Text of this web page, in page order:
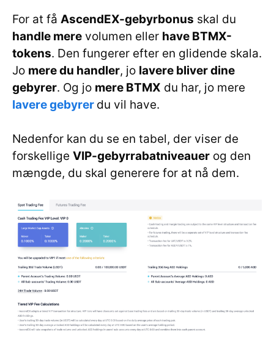
For at få AscendEX-gebyrbonus skal du
handle mere volumen eller have BTMX-
tokens. Den fungerer efter en glidende skala.
Jo mere du handler, jo lavere bliver dine
gebyrer. Og jo mere BTMX du har, jo mere
lavere gebyrer du vil have.
Nedenfor kan du se en tabel, der viser de
forskellige VIP-gebyrrabatniveauer og den
mængde, du skal generere for at nå dem.